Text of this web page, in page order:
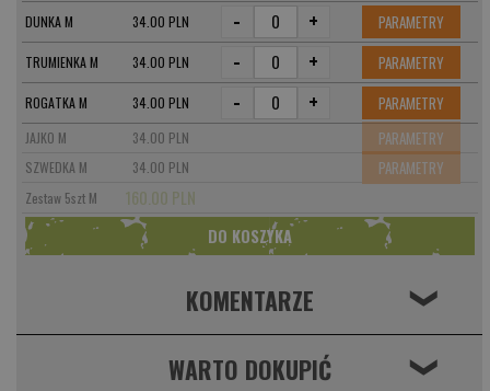
DUNKA M 34.00 PLN - + PARAMETRY
TRUMIENKA M 34.00 PLN - + PARAMETRY
ROGATKA M 34.00 PLN - + PARAMETRY
JAJKO M 34.00 PLN PARAMETRY
SZWEDKA M 34.00 PLN PARAMETRY
Zestaw 5szt M 160.00 PLN
KOMENTARZE ❮
WARTO DOKUPIĆ ❮